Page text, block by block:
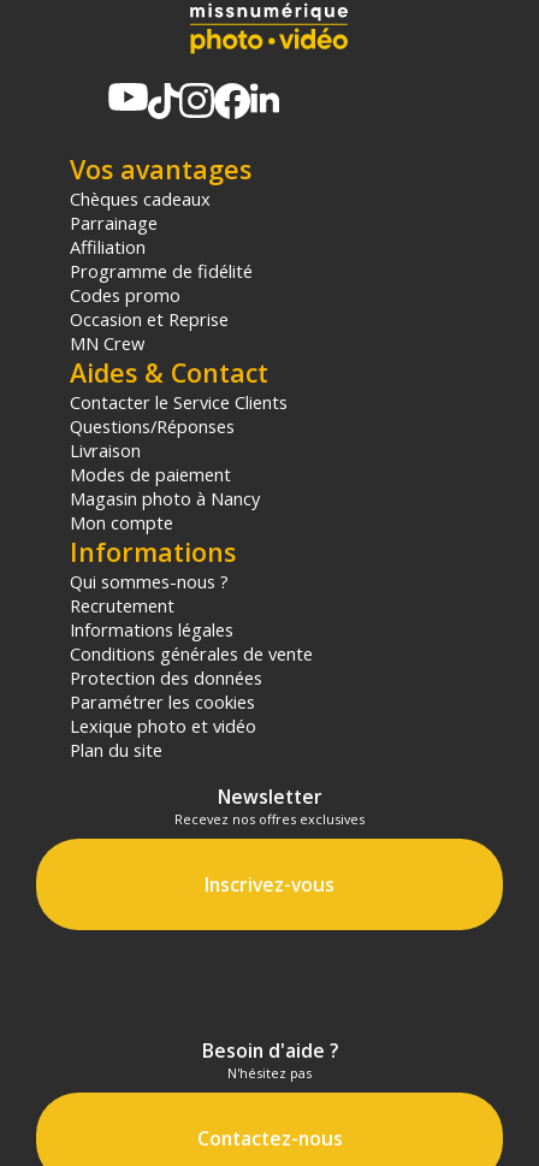
Code EAN Leica batterie BP-SCL7 pour M11 - Gris métal -
Batterie photo - Achat et Prix :4022243147454
(1) Offre valable jusqu'au 31 Décembre 2030 à partir de 49 euros
sur les produits de moins de 1m et moins de 20Kg.
(2) Sous réserve d'éligibilité.
(3) Nombre de points Fidélité estimés, hors remises au panier, basé
sur le prix TTC en €, les points seront effectivement calculés dans le
panier.
Vos avantages
Chèques cadeaux
Parrainage
Affiliation
Programme de fidélité
Codes promo
Occasion et Reprise
MN Crew
Aides & Contact
Contacter le Service Clients
Questions/Réponses
Livraison
Modes de paiement
Magasin photo à Nancy
Mon compte
Informations
Qui sommes-nous ?
Recrutement
Informations légales
Conditions générales de vente
Protection des données
Paramétrer les cookies
Lexique photo et vidéo
Plan du site
Newsletter
Recevez nos offres exclusives
Inscrivez-vous
Besoin d'aide ?
N'hésitez pas
Contactez-nous